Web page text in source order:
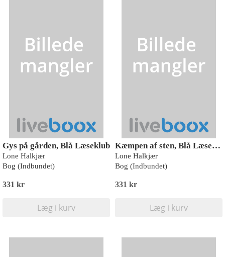
Gys på gården, Blå Læseklub
Lone Halkjær
Bog (Indbundet)
331 kr
Læg i kurv
Kæmpen af sten, Blå Læseklub
Lone Halkjær
Bog (Indbundet)
331 kr
Læg i kurv